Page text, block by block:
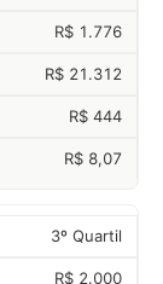
R$ 1.776
R$ 21.312
R$ 444
R$ 8,07
3º Quartil
R$ 2.000